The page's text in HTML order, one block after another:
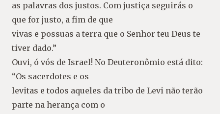
as palavras dos justos. Com justiça seguirás o
que for justo, a fim de que
vivas e possuas a terra que o Senhor teu Deus te
tiver dado.”
Ouvi, ó vós de Israel! No Deuteronômio está dito:
“Os sacerdotes e os
levitas e todos aqueles da tribo de Levi não terão
parte na herança com o